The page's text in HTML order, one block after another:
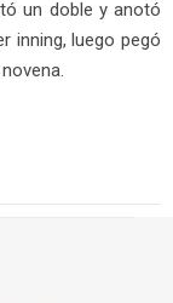
un doble y anotó
inning, luego pegó